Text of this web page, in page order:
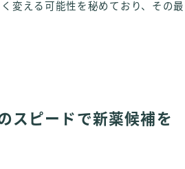
変える可能性を秘めており、その最
スピードで新薬候補を